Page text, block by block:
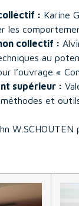
: Karine
les
collectif :
au
l’ouvrage «
supérieur :
et